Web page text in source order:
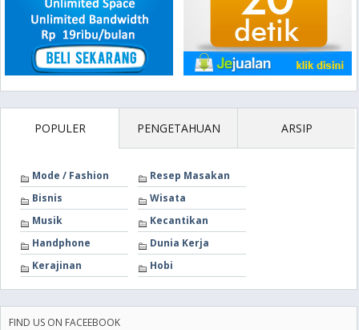
POPULER PENGETAHUAN ARSIP
Mode / Fashion
Resep Masakan
Bisnis
Wisata
Musik
Kecantikan
Handphone
Dunia Kerja
Kerajinan
Hobi
FIND US ON FACEEBOOK